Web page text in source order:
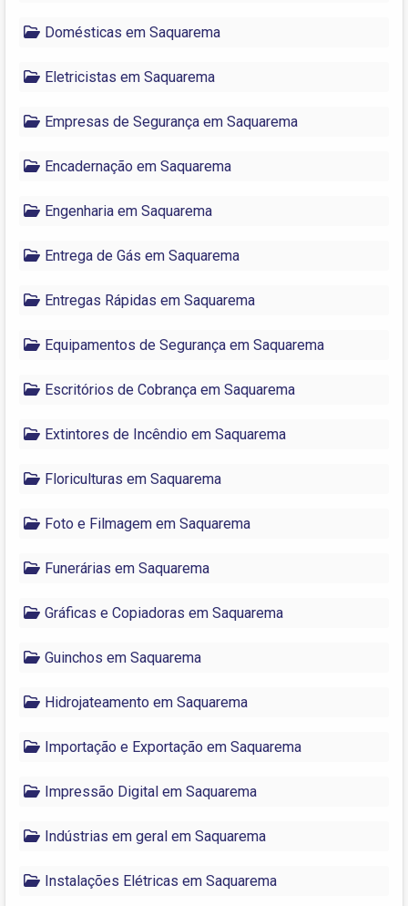
Domésticas em Saquarema
Eletricistas em Saquarema
Empresas de Segurança em Saquarema
Encadernação em Saquarema
Engenharia em Saquarema
Entrega de Gás em Saquarema
Entregas Rápidas em Saquarema
Equipamentos de Segurança em Saquarema
Escritórios de Cobrança em Saquarema
Extintores de Incêndio em Saquarema
Floriculturas em Saquarema
Foto e Filmagem em Saquarema
Funerárias em Saquarema
Gráficas e Copiadoras em Saquarema
Guinchos em Saquarema
Hidrojateamento em Saquarema
Importação e Exportação em Saquarema
Impressão Digital em Saquarema
Indústrias em geral em Saquarema
Instalações Elétricas em Saquarema